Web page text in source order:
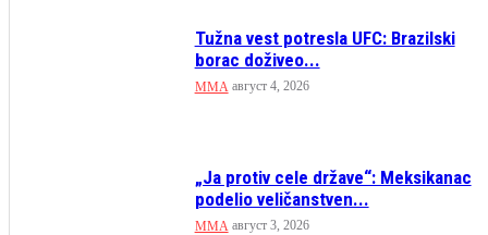
Tužna vest potresla UFC: Brazilski
borac doživeo...
MMA август 4, 2026
„Ja protiv cele države“: Meksikanac
podelio veličanstven...
MMA август 3, 2026